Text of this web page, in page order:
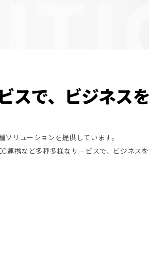
スで、ビジネス
リューションを提供しています。
連携など多種多様なサービスで、ビジネスを